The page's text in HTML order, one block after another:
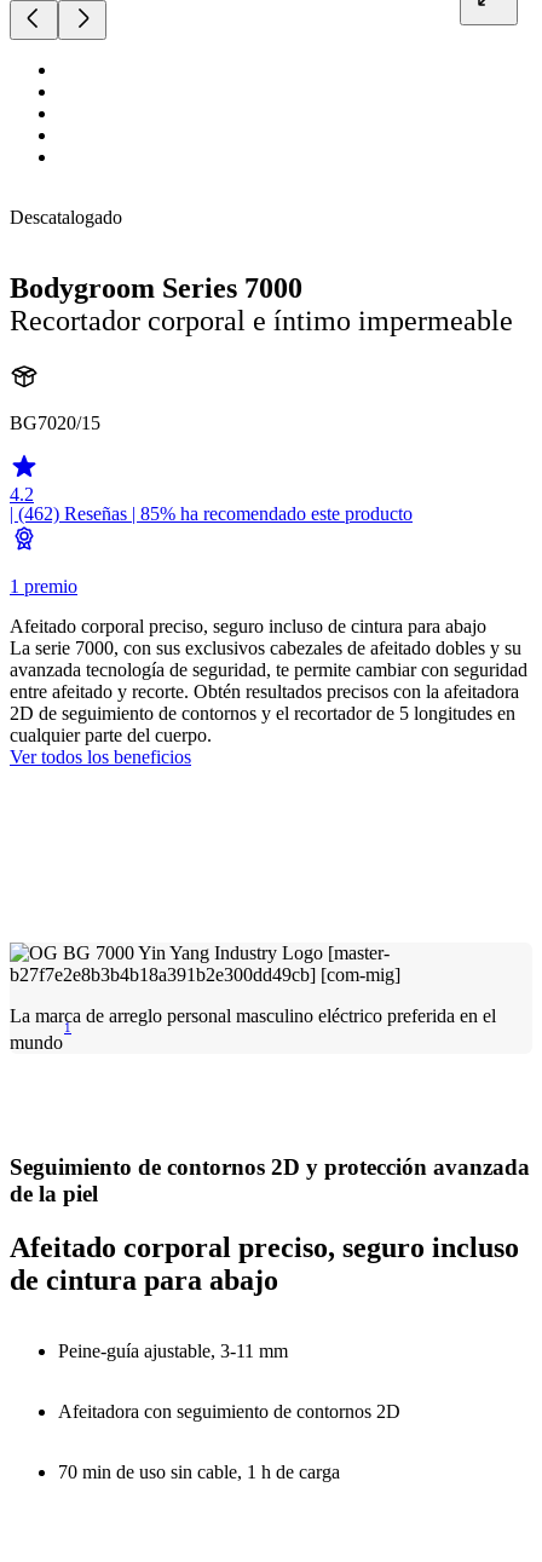
Descatalogado
Bodygroom Series 7000
Recortador corporal e íntimo impermeable
BG7020/15
4.2
| (462) Reseñas | 85% ha recomendado este producto
1 premio
Afeitado corporal preciso, seguro incluso de cintura para abajo
La serie 7000, con sus exclusivos cabezales de afeitado dobles y su
avanzada tecnología de seguridad, te permite cambiar con seguridad
entre afeitado y recorte. Obtén resultados precisos con la afeitadora
2D de seguimiento de contornos y el recortador de 5 longitudes en
cualquier parte del cuerpo.
Ver todos los beneficios
La marca de arreglo personal masculino eléctrico preferida en el
mundo
1
Seguimiento de contornos 2D y protección avanzada
de la piel
Afeitado corporal preciso, seguro incluso
de cintura para abajo
Peine-guía ajustable, 3-11 mm
Afeitadora con seguimiento de contornos 2D
70 min de uso sin cable, 1 h de carga